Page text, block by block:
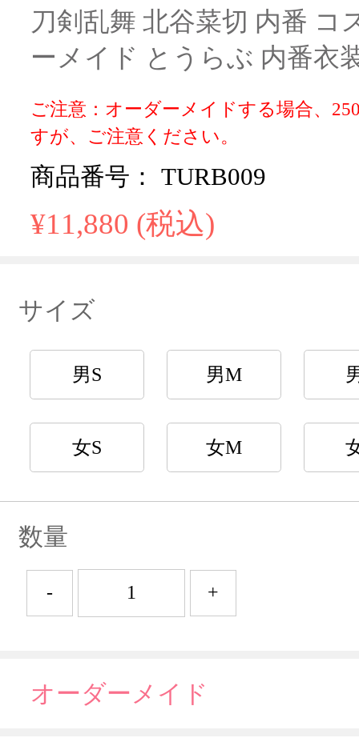
刀剣乱舞 北谷菜切 内番 コ
ーメイド とうらぶ 内番衣
ご注意：オーダーメイドする場合、
すが、ご注意ください。
商品番号： TURB009
¥11,880 (税込)
サイズ
男S 男M
女S 女M
数量
- +
オーダーメイド